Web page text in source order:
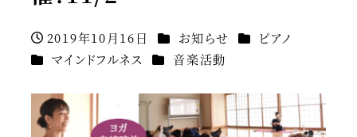
投稿日
2019年10月16日 カテゴリー
お知らせ カテゴリー
ピアノ
カテゴリー
マインドフルネス カテゴリー
音楽活動